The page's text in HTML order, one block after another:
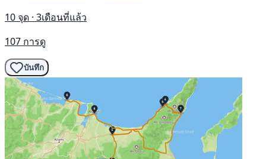
10 จุด · 3เดือนที่แล้ว
107 การดู
บันทึก